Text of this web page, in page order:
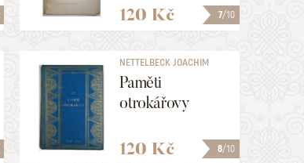
7/10
120 Kč
8/10
NETTELBECK JOACHIM
Paměti
otrokářovy
120 Kč